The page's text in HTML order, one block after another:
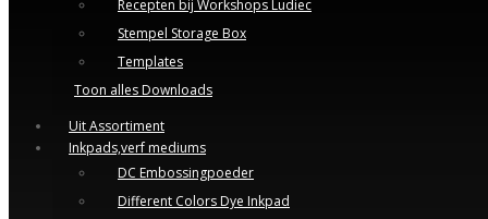
Recepten bij Workshops Ludiec
Stempel Storage Box
Templates
Toon alles Downloads
Uit Assortiment
Inkpads,verf mediums
DC Embossingpoeder
Different Colors Dye Inkpad